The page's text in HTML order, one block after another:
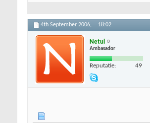
4th September 2006, 18:02
Netul
Ambasador
Reputatie: 49